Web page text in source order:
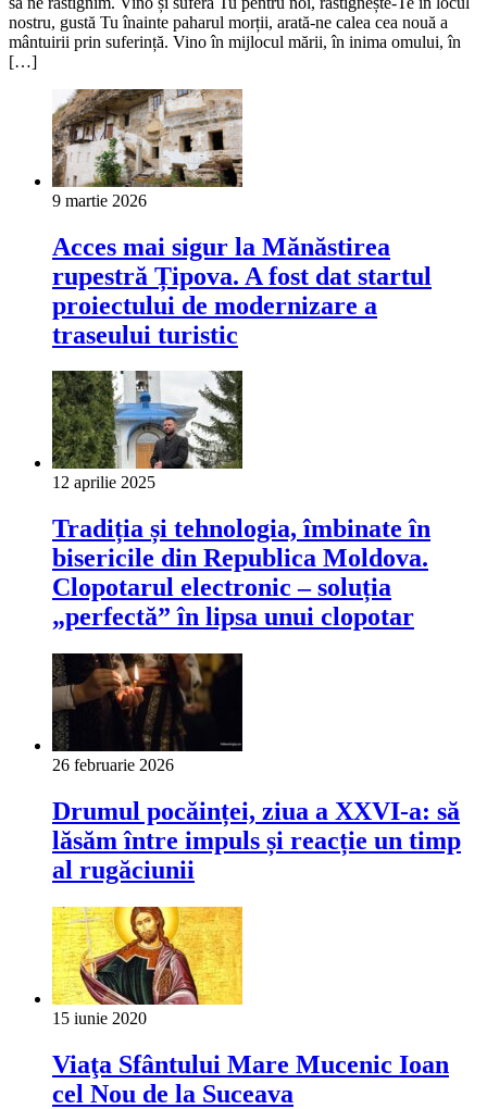
nostru, gustă Tu înainte paharul morții, arată-ne calea cea nouă a
mântuirii prin suferință. Vino în mijlocul mării, în inima omului, în
[…]
9 martie 2026
Acces mai sigur la Mănăstirea
rupestră Țipova. A fost dat startul
proiectului de modernizare a
traseului turistic
12 aprilie 2025
Tradiția și tehnologia, îmbinate în
bisericile din Republica Moldova.
Clopotarul electronic – soluția
„perfectă” în lipsa unui clopotar
26 februarie 2026
Drumul pocăinței, ziua a XXVI-a: să
lăsăm între impuls și reacție un timp
al rugăciunii
15 iunie 2020
Viaţa Sfântului Mare Mucenic Ioan
cel Nou de la Suceava